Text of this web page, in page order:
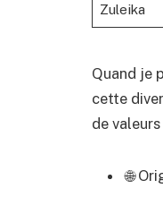
Zuleika
Quand je
cette
de
🌐